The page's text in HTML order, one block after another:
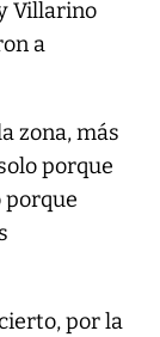
Villarino
a
zona, más
porque
porque
por la